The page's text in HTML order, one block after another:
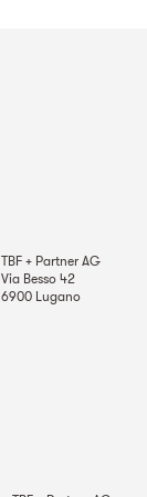
TBF + Partner AG
Via Besso 42
6900 Lugano